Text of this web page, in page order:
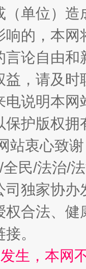
魏明
（单位）
响的，本
言论自由
益，请及
电说明本
护版权
站衷心致
民/法治/
司独家协
权合法、
。
生，本网